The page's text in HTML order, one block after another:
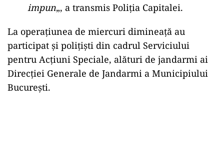
impun„, a transmis Poliția Capitalei.
La operațiunea de miercuri dimineață au
participat și polițiști din cadrul Serviciului
pentru Acțiuni Speciale, alături de jandarmi ai
Direcției Generale de Jandarmi a Municipiului
București.